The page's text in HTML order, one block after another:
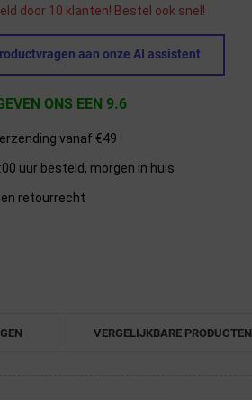
door 10 klanten! Bestel ook snel!
aan onze AI assistent
ONS EEN 9.6
vanaf €49
uur besteld, morgen in huis
retourrecht
VERGELIJKBARE PRODUCTEN